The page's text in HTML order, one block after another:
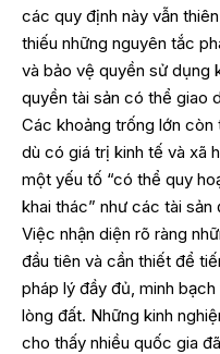
các quy định này vẫn
thiếu những nguyên tắc
và bảo vệ quyền sử dụng
quyền tài sản có thể giao
Các khoảng trống lớn còn
dù có giá trị kinh tế và xã
một yếu tố “có thể quy
khai thác” như các tài sản
Việc nhận diện rõ ràng
đầu tiên và cần thiết để
pháp lý đầy đủ, minh
lòng đất. Những kinh
cho thấy nhiều quốc gia